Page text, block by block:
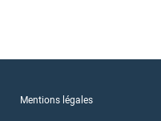
Mentions légales